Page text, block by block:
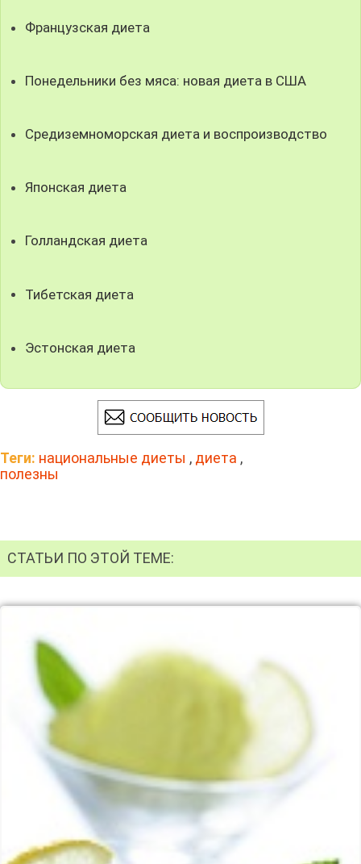
Французская диета
Понедельники без мяса: новая диета в США
Средиземноморская диета и воспроизводство
Японская диета
Голландская диета
Тибетская диета
Эстонская диета
Теги: национальные диеты , диета ,
полезны
СТАТЬИ ПО ЭТОЙ ТЕМЕ: